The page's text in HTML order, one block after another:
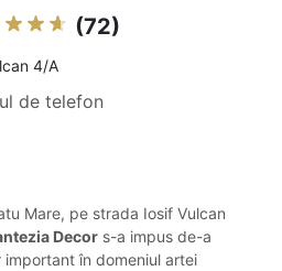
(72)
4/A
de telefon
Mare, pe strada Iosif Vulcan
Decor s-a impus de-a
în domeniul artei